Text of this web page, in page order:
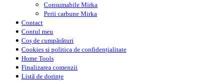
Consumabile Mirka
Perii carbune Mirka
Contact
Contul meu
Coș de cumpărături
Cookies si politica de confidențialitate
Home Tools
Finalizarea comenzii
Listă de dorințe